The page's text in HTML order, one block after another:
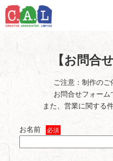
【お問合
ご注意：制作の
お問合せフォーム
また、営業に関する
お名前 必須